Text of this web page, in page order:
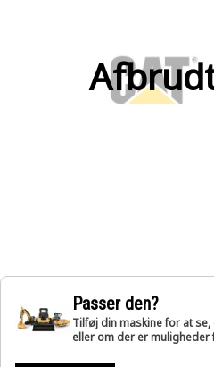
Passer den?
Tilføj din maskine for at
eller om der er